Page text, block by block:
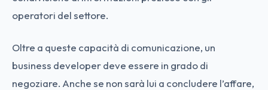
operatori del settore.
Oltre a queste capacità di comunicazione, un
business developer deve essere in grado di
negoziare. Anche se non sarà lui a concludere l’affare,